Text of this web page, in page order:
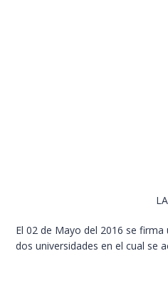
El 02 de Mayo del 2016 se
dos universidades en el cual se